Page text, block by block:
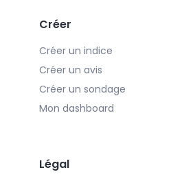
Créer
Créer un indice
Créer un avis
Créer un sondage
Mon dashboard
Légal